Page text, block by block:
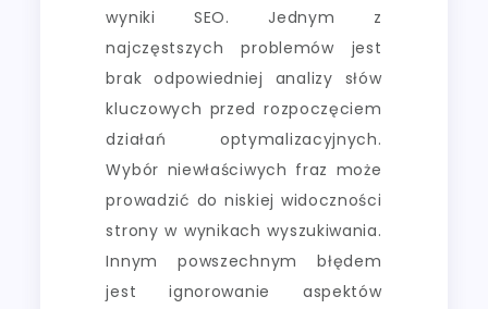
wyniki SEO. Jednym z
najczęstszych problemów jest
brak odpowiedniej analizy słów
kluczowych przed rozpoczęciem
działań optymalizacyjnych.
Wybór niewłaściwych fraz może
prowadzić do niskiej widoczności
strony w wynikach wyszukiwania.
Innym powszechnym błędem
jest ignorowanie aspektów